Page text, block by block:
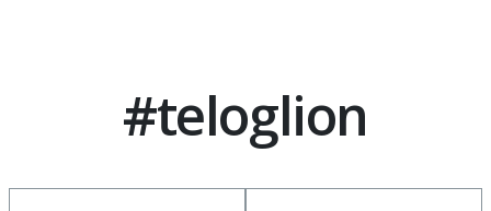
#teloglion